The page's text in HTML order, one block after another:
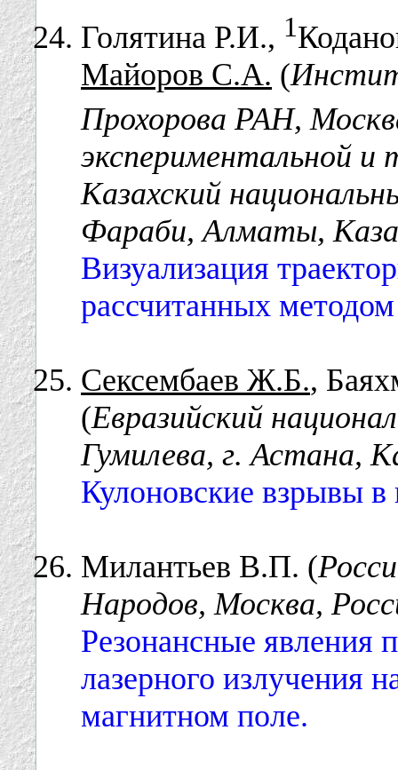
Голятина Р.И., 1
Майоров С.А. (
Прохорова РАН,
экспериментальной и
Казахский
Фараби, Алматы,
Визуализация
рассчитанных
Сексембаев Ж.Б.,
(Евразийский
Гумилева, г. Астана,
Кулоновские взрывы в
Милантьев В.П. (
Народов, Москва,
Резонансные явления
лазерного излучения
магнитном поле.